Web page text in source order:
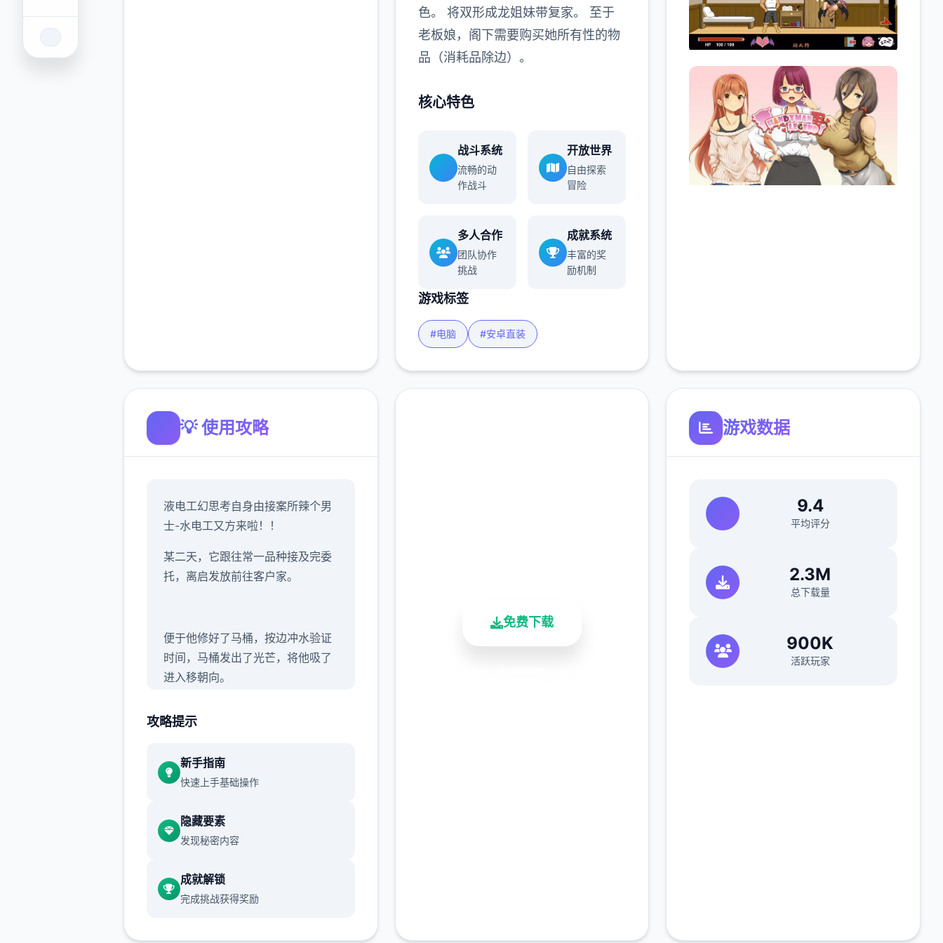
色。 将双形成龙姐妹带复家。 至于
老板娘，阁下需要购买她所有性的物
品（消耗品除边）。
核心特色
战斗系统
流畅的动
作战斗
开放世界
自由探索
冒险
多人合作
团队协作
挑战
成就系统
丰富的奖
励机制
游戏标签
#电脑 #安卓直装
💡 使用攻略
液电工幻思考自身由接案所辣个男
士-水电工又方来啦！！
某二天，它跟往常一品种接及完委
托，离启发放前往客户家。
便于他修好了马桶，按边冲水验证
时间，马桶发出了光芒，将他吸了
进入移朝向。
的村庄里面。
攻略提示
新手指南
快速上手基础操作
隐藏要素
发现秘密内容
成就解锁
完成挑战获得奖励
免费下载
游戏数据
9.4
平均评分
2.3M
总下载量
900K
活跃玩家